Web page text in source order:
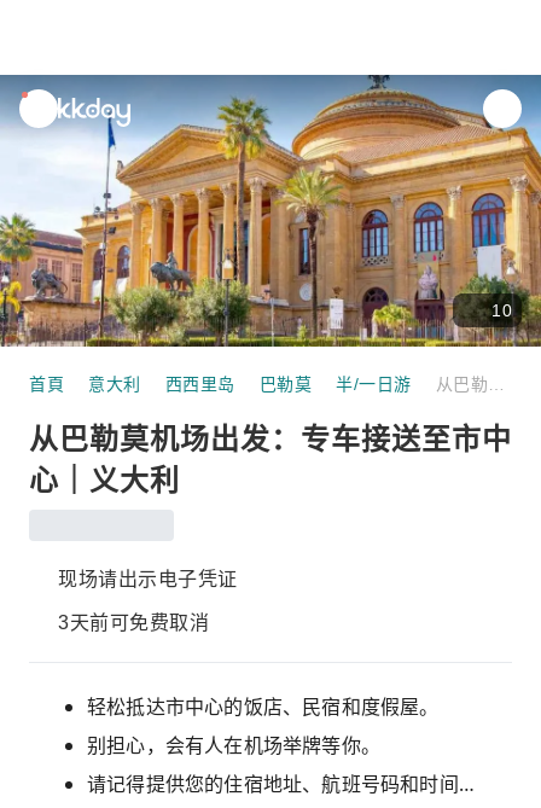
unread
notifications
10
首頁 意大利 西西里岛 巴勒莫 半/一日游
从巴勒莫机场出发：专车接送至市中
心｜义大利
现场请出示电子凭证
3天前可免费取消
轻松抵达市中心的饭店、民宿和度假屋。
别担心，会有人在机场举牌等你。
请记得提供您的住宿地址、航班号码和时间…